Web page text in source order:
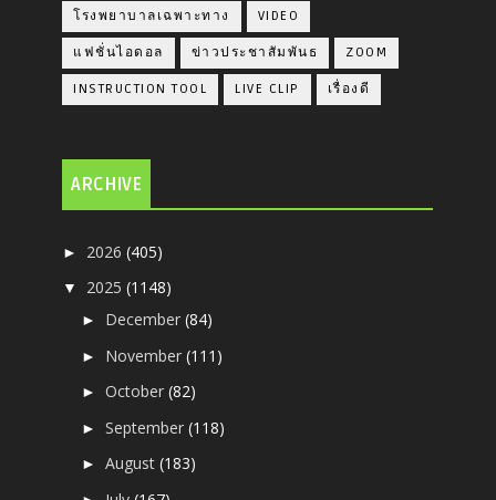
โรงพยาบาลเฉพาะทาง VIDEO
แฟชั่นไอดอล ข่าวประชาสัมพันธ ZOOM
INSTRUCTION TOOL LIVE CLIP เรื่องดี
ARCHIVE
► 2026(405)
▼ 2025(1148)
► December(84)
► November(111)
►October(82)
►September(118)
►August(183)